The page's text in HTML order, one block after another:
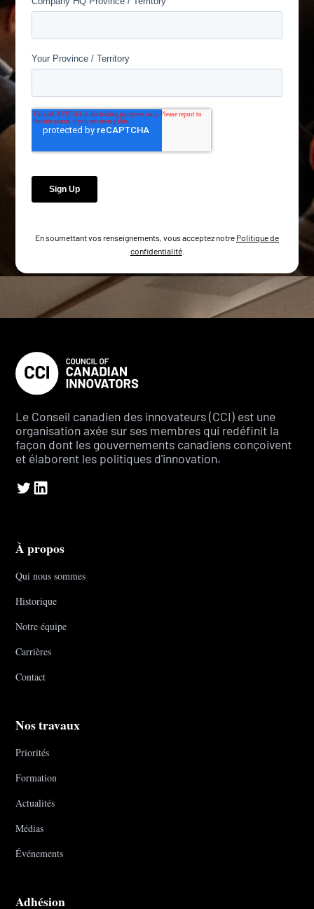
En soumettant vos renseignements, vous acceptez notre Politique de
confidentialité.
Le Conseil canadien des innovateurs (CCI) est une
organisation axée sur ses membres qui redéfinit la
façon dont les gouvernements canadiens conçoivent
et élaborent les politiques d'innovation.
À propos
Qui nous sommes
Historique
Notre équipe
Carrières
Contact
Nos travaux
Priorités
Formation
Actualités
Médias
Événements
Adhésion